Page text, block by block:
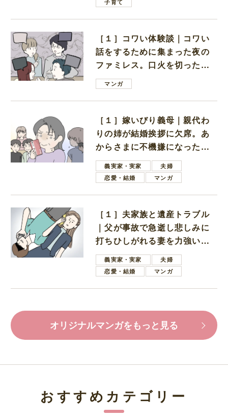
子育て
［１］コワい体験談｜コワい
話をするために集まった夜の
ファミレス。口火を切ったの
は電車好きの男の子ママ
マンガ
［１］嫁いびり義母｜親代わ
りの姉が結婚挨拶に欠席。あ
からさまに不機嫌になった義
母義実家・実家
夫婦
恋愛・結婚
マンガ
［１］夫家族と遺産トラブル
｜父が事故で急逝し悲しみに
打ちひしがれる妻を力強い言
葉で励ます夫
義実家・実家
夫婦
恋愛・結婚
マンガ
オリジナルマンガをもっと見る
おすすめカテゴリー